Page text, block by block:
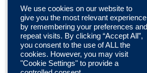
Inscrivez-vous pour recevoir notre newsletter
We use cookies on our website to
give you the most relevant experience
by remembering your preferences and
repeat visits. By clicking “Accept All”,
you consent to the use of ALL the
cookies. However, you may visit
"Cookie Settings" to provide a